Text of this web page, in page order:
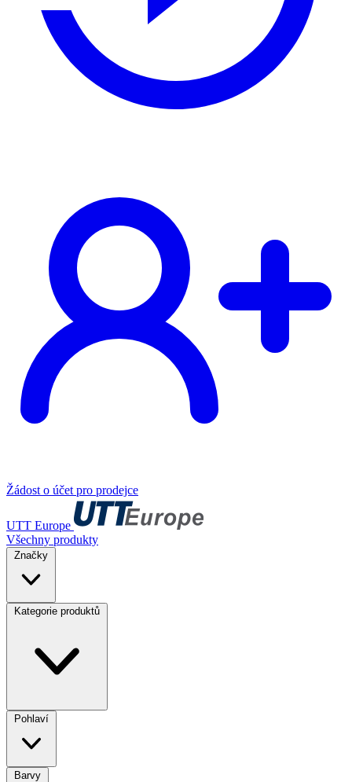
Žádost o účet pro prodejce
UTT Europe
Všechny produkty
Značky
Kategorie produktů
Pohlaví
Barvy